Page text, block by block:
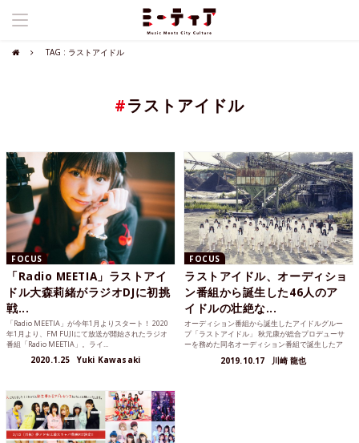
TAG : ラストアイドル
#ラストアイドル
FOCUS
「Radio MEETIA」ラストアイ
ドル大森莉緒がラジオDJに初挑
戦...
「Radio MEETIA」が今年1月よりスタート！ 2020
年1月より、FM FUJIにて放送が開始されたラジオ
番組「Radio MEETIA」。ライ...
2020.1.25 Yuki Kawasaki
FOCUS
ラストアイドル、オーディショ
ン番組から誕生した46人のア
イドルの壮絶な...
オーディション番組から誕生したアイドルグルー
プ「ラストアイドル」 秋元康が総合プロデューサ
ーを務めた同名オーディション番組で誕生したア
2019.10.17 川崎 龍也